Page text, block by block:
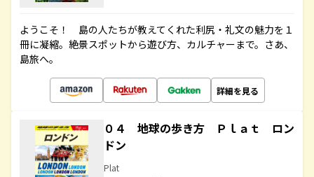
ようこそ！ 島の人たちが教えてくれた利尻・礼文の魅力を１
冊に凝縮。絶景スポットから遊び方、カルチャーまで。さあ、
島旅へ。
詳細を見る
０４ 地球の歩き方 Ｐｌａｔ ロン
ドン
Plat